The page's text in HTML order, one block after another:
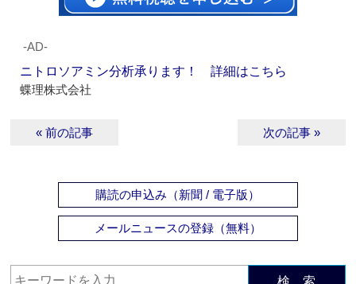
‐AD‐
ニトロソアミン分析承ります！ 詳細はこちら
蝶理株式会社
« 前の記事 次の記事 »
購読の申込み（新聞 / 電子版）
メールニュースの登録（無料）